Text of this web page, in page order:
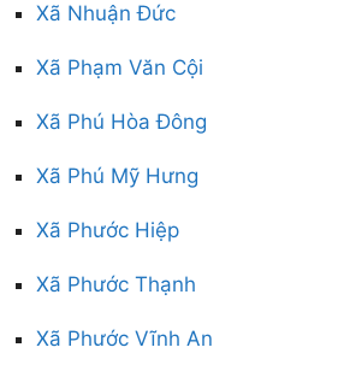
Xã Nhuận Đức
Xã Phạm Văn Cội
Xã Phú Hòa Đông
Xã Phú Mỹ Hưng
Xã Phước Hiệp
Xã Phước Thạnh
Xã Phước Vĩnh An